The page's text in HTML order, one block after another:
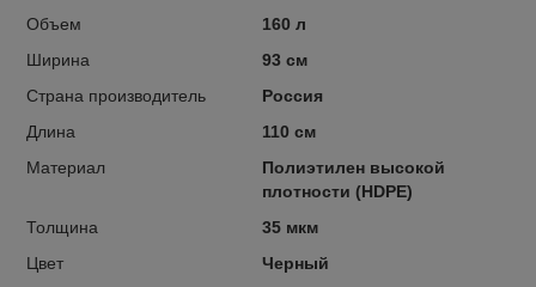
Объем
160 л
Ширина
93 см
Страна производитель
Россия
Длина
110 см
Материал
Полиэтилен высокой
плотности (HDPE)
Толщина
35 мкм
Цвет
Черный